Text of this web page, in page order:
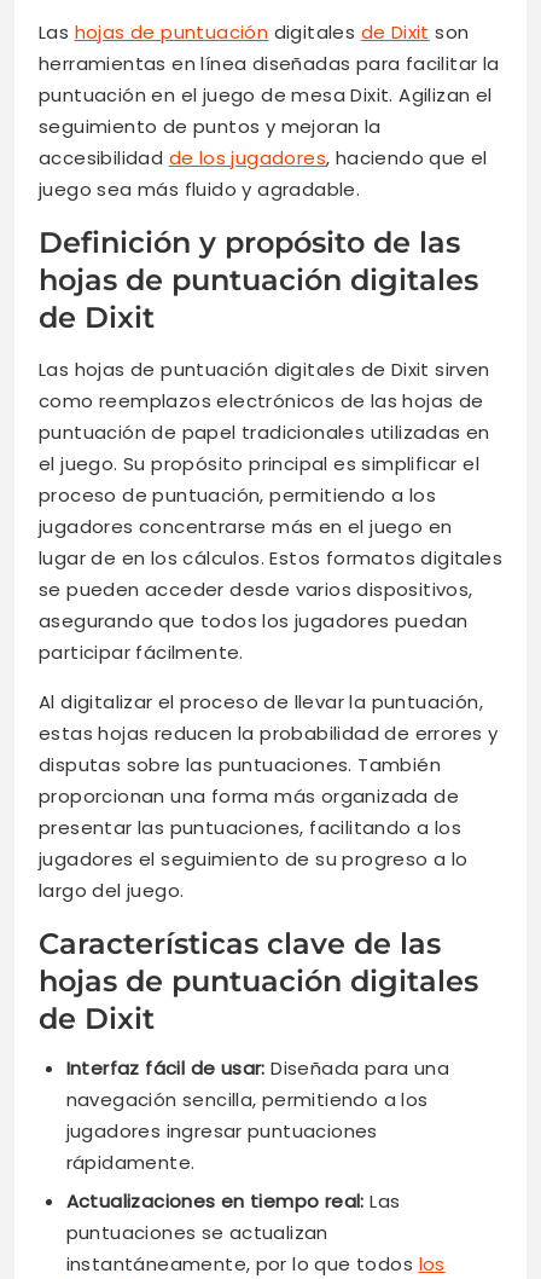
Las hojas de puntuación digitales de Dixit son
herramientas en línea diseñadas para facilitar la
puntuación en el juego de mesa Dixit. Agilizan el
seguimiento de puntos y mejoran la
accesibilidad de los jugadores, haciendo que el
juego sea más fluido y agradable.
Definición y propósito de las
hojas de puntuación digitales
de Dixit
Las hojas de puntuación digitales de Dixit sirven
como reemplazos electrónicos de las hojas de
puntuación de papel tradicionales utilizadas en
el juego. Su propósito principal es simplificar el
proceso de puntuación, permitiendo a los
jugadores concentrarse más en el juego en
lugar de en los cálculos. Estos formatos digitales
se pueden acceder desde varios dispositivos,
asegurando que todos los jugadores puedan
participar fácilmente.
Al digitalizar el proceso de llevar la puntuación,
estas hojas reducen la probabilidad de errores y
disputas sobre las puntuaciones. También
proporcionan una forma más organizada de
presentar las puntuaciones, facilitando a los
jugadores el seguimiento de su progreso a lo
largo del juego.
Características clave de las
hojas de puntuación digitales
de Dixit
Interfaz fácil de usar: Diseñada para una
navegación sencilla, permitiendo a los
jugadores ingresar puntuaciones
rápidamente.
Actualizaciones en tiempo real: Las
puntuaciones se actualizan
instantáneamente, por lo que todos los